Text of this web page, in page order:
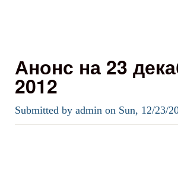
Анонс на 23
2012
Submitted by admin on Sun, 12/23/